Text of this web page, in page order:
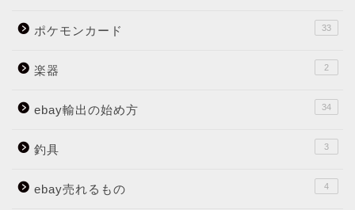
ポケモンカード 33
楽器 2
ebay輸出の始め方 34
釣具 3
ebay売れるもの 4